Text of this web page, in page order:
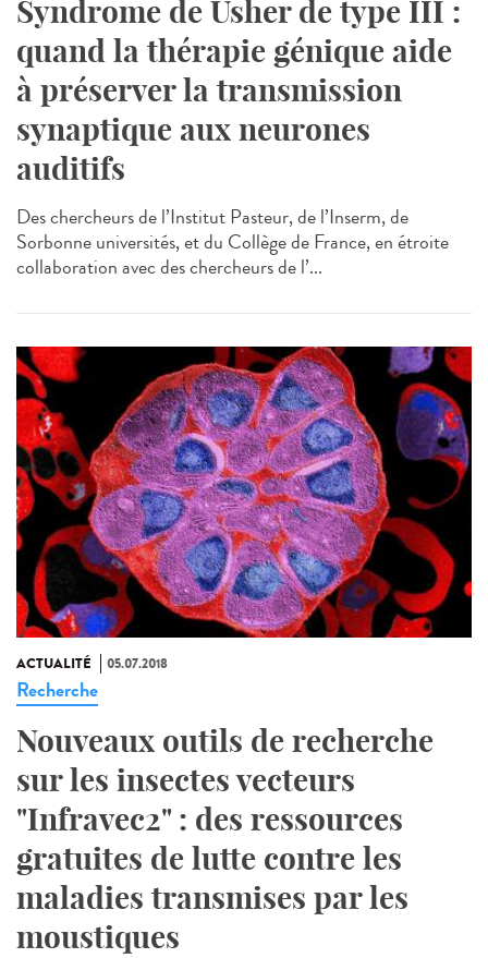
Syndrome de Usher de type III :
quand la thérapie génique aide
à préserver la transmission
synaptique aux neurones
auditifs
Des chercheurs de l’Institut Pasteur, de l’Inserm, de
Sorbonne universités, et du Collège de France, en étroite
collaboration avec des chercheurs de l’...
ACTUALITÉ 05.07.2018
Recherche
Nouveaux outils de recherche
sur les insectes vecteurs
"Infravec2" : des ressources
gratuites de lutte contre les
maladies transmises par les
moustiques